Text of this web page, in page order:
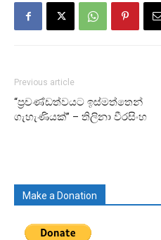
Previous article
“ප්‍රචණ්ඩත්වයට ඉස්මත්තෙන්
ගැහැණියක්” – තිලිනා වීරසිංහ
Make a Donation